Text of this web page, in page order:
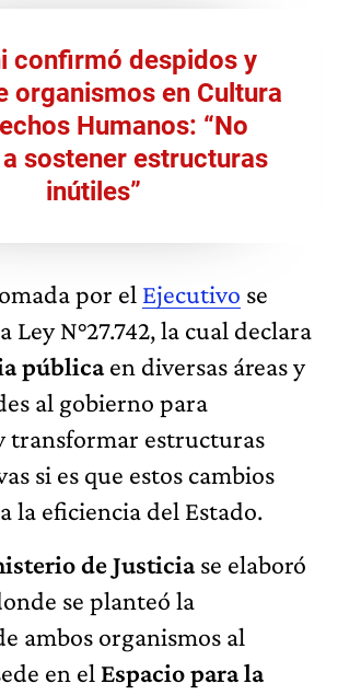
confirmó despidos y
organismos en Cultura
Humanos: “No
sostener estructuras
inútiles”
por el Ejecutivo se
Ley N°27.742, la cual declara
públicaen diversas áreas y
al gobierno para
transformar estructuras
si es que estos cambios
la eficiencia del Estado.
de Justiciase elaboró
se planteó la
ambos organismos al
en el Espacio para la